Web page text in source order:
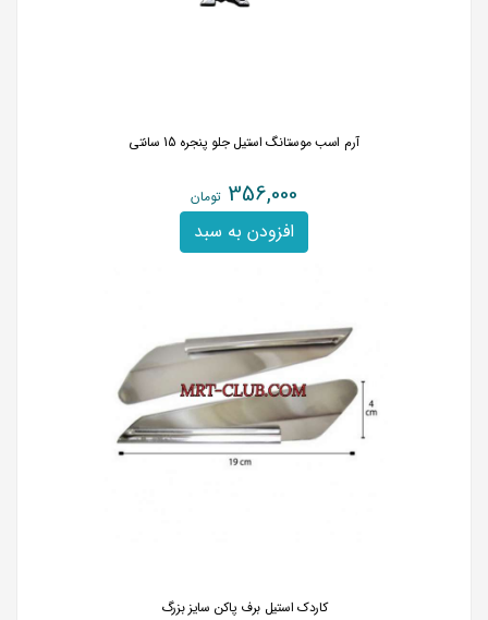
آرم اسب موستانگ استیل جلو پنجره 15 سانتی
356,000 تومان
افزودن به سبد
کاردک استیل برف پاکن سایز بزرگ